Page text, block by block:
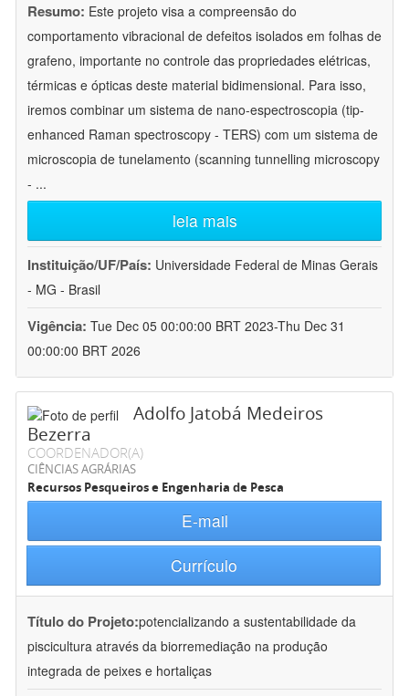
Resumo: Este projeto visa a compreensão do
comportamento vibracional de defeitos isolados em folhas de
grafeno, importante no controle das propriedades elétricas,
térmicas e ópticas deste material bidimensional. Para isso,
iremos combinar um sistema de nano-espectroscopia (tip-
enhanced Raman spectroscopy - TERS) com um sistema de
microscopia de tunelamento (scanning tunnelling microscopy
- ...
leia mais
Instituição/UF/País: Universidade Federal de Minas Gerais
- MG - Brasil
Vigência: Tue Dec 05 00:00:00 BRT 2023-Thu Dec 31
00:00:00 BRT 2026
Adolfo Jatobá Medeiros
Bezerra
COORDENADOR(A)
CIÊNCIAS AGRÁRIAS
Recursos Pesqueiros e Engenharia de Pesca
E-mail
Currículo
Título do Projeto:potencializando a sustentabilidade da
piscicultura através da biorremediação na produção
integrada de peixes e hortaliças